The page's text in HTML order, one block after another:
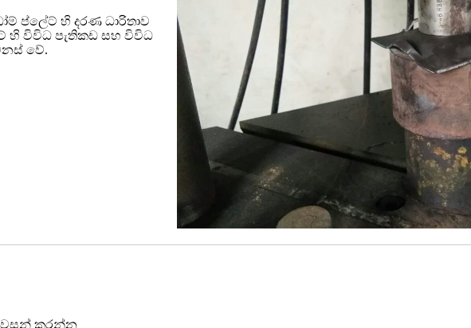
ප්ලේට් හි දරණ ධාරිතාව
හි විවිධ පැතිකඩ සහ විවිධ
වේ.
කරන්න